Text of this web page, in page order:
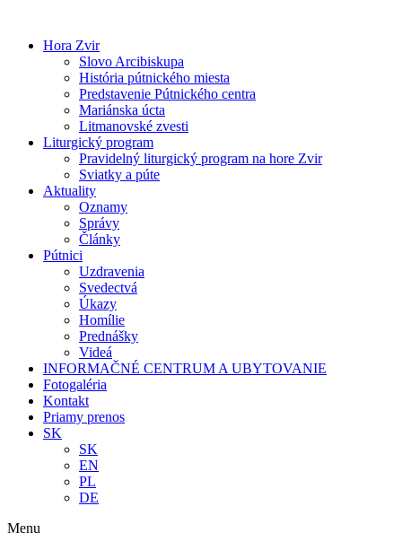
obsah
Hora Zvir
Slovo Arcibiskupa
História pútnického miesta
Predstavenie Pútnického centra
Mariánska úcta
Litmanovské zvesti
Liturgický program
Pravidelný liturgický program na hore Zvir
Sviatky a púte
Aktuality
Oznamy
Správy
Články
Pútnici
Uzdravenia
Svedectvá
Úkazy
Homílie
Prednášky
Videá
INFORMAČNÉ CENTRUM A UBYTOVANIE
Fotogaléria
Kontakt
Priamy prenos
SK
SK
EN
PL
DE
Menu